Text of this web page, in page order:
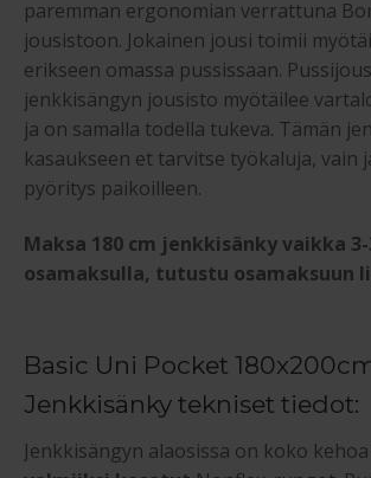
paremman ergonomian verrattuna
jousistoon. Jokainen jousi toimii
erikseen omassa pussissaan.
jenkkisängyn jousisto myötäilee
ja on samalla todella tukeva. Tämän
kasaukseen et tarvitse työkaluja, vain
pyöritys paikoilleen.
Maksa 180 cm jenkkisänky vaikka
osamaksulla, tutustu osamaksuun
Basic Uni Pocket
Jenkkisänky tekniset tiedot:
Jenkkisängyn alaosissa on koko